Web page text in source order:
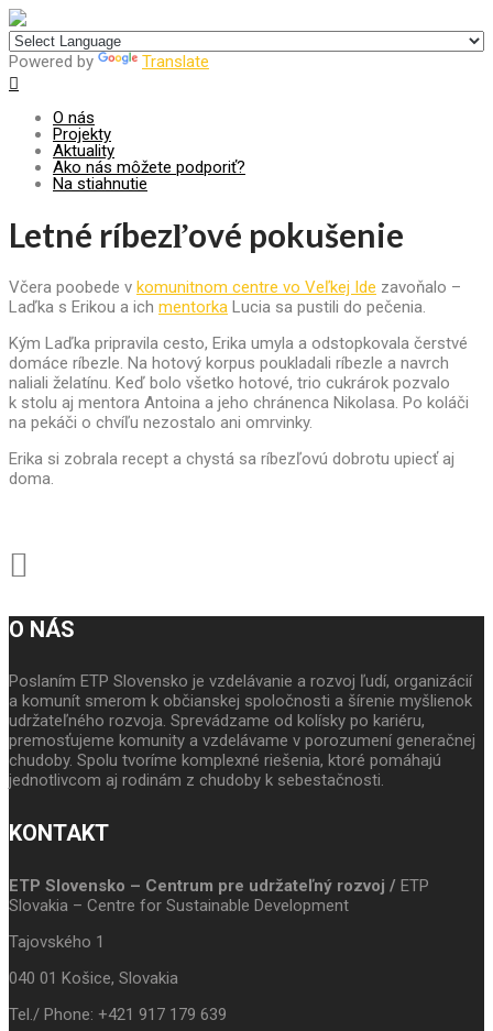
Powered by Translate
O nás
Projekty
Aktuality
Ako nás môžete podporiť?
Na stiahnutie
Letné ríbezľové pokušenie
Včera poobede v komunitnom centre vo Veľkej Ide zavoňalo –
Laďka s Erikou a ich mentorka Lucia sa pustili do pečenia.
Kým Laďka pripravila cesto, Erika umyla a odstopkovala čerstvé
domáce ríbezle. Na hotový korpus poukladali ríbezle a navrch
naliali želatínu. Keď bolo všetko hotové, trio cukrárok pozvalo
k stolu aj mentora Antoina a jeho chránenca Nikolasa. Po koláči
na pekáči o chvíľu nezostalo ani omrvinky.
Erika si zobrala recept a chystá sa ríbezľovú dobrotu upiecť aj
doma.
O NÁS
Poslaním ETP Slovensko je vzdelávanie a rozvoj ľudí, organizácií
a komunít smerom k občianskej spoločnosti a šírenie myšlienok
udržateľného rozvoja. Sprevádzame od kolísky po kariéru,
premosťujeme komunity a vzdelávame v porozumení generačnej
chudoby. Spolu tvoríme komplexné riešenia, ktoré pomáhajú
jednotlivcom aj rodinám z chudoby k sebestačnosti.
KONTAKT
ETP Slovensko – Centrum pre udržateľný rozvoj / ETP
Slovakia – Centre for Sustainable Development
Tajovského 1
040 01 Košice, Slovakia
Tel./ Phone: +421 917 179 639